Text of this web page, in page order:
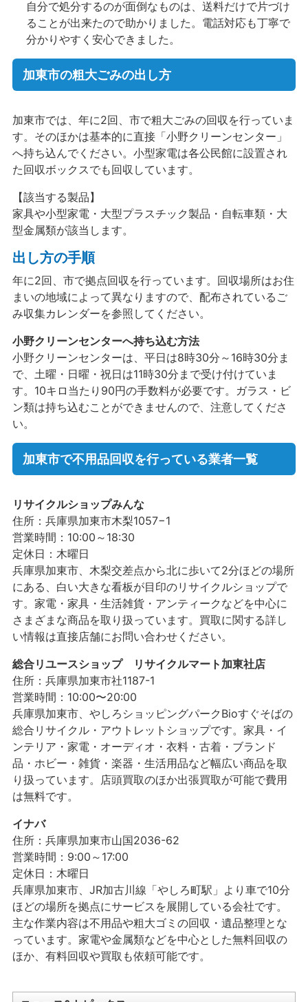
自分で処分するのが面倒なものは、送料だけで片づけ
ることが出来たので助かりました。電話対応も丁寧で
分かりやすく安心できました。
加東市の粗大ごみの出し方
加東市では、年に2回、市で粗大ごみの回収を行っていま
す。そのほかは基本的に直接「小野クリーンセンター」
へ持ち込んでください。小型家電は各公民館に設置され
た回収ボックスでも回収しています。
【該当する製品】
家具や小型家電・大型プラスチック製品・自転車類・大
型金属類が該当します。
出し方の手順
年に2回、市で拠点回収を行っています。回収場所はお住
まいの地域によって異なりますので、配布されているご
み収集カレンダーを参照してください。
小野クリーンセンターへ持ち込む方法
小野クリーンセンターは、平日は8時30分～16時30分ま
で、土曜・日曜・祝日は11時30分まで受け付けていま
す。10キロ当たり90円の手数料が必要です。ガラス・ビ
ン類は持ち込むことができませんので、注意してくださ
い。
加東市で不用品回収を行っている業者一覧
リサイクルショップみんな
住所：兵庫県加東市木梨1057−1
営業時間：10:00～18:30
定休日：木曜日
兵庫県加東市、木梨交差点から北に歩いて2分ほどの場所
にある、白い大きな看板が目印のリサイクルショップで
す。家電・家具・生活雑貨・アンティークなどを中心に
さまざまな商品を取り扱っています。買取に関する詳し
い情報は直接店舗にお問い合わせください。
総合リユースショップ リサイクルマート加東社店
住所：兵庫県加東市社1187-1
営業時間：10:00〜20:00
兵庫県加東市、やしろショッピングパークBioすぐそばの
総合リサイクル・アウトレットショップです。家具・イ
ンテリア・家電・オーディオ・衣料・古着・ブランド
品・ホビー・雑貨・楽器・生活用品など幅広い商品を取
り扱っています。店頭買取のほか出張買取が可能で費用
は無料です。
イナバ
住所：兵庫県加東市山国2036-62
営業時間：9:00～17:00
定休日：木曜日
兵庫県加東市、JR加古川線「やしろ町駅」より車で10分
ほどの場所を拠点にサービスを展開している会社です。
主な作業内容は不用品や粗大ゴミの回収・遺品整理とな
っています。家電や金属類などを中心とした無料回収の
ほか、有料回収や買取も依頼可能です。